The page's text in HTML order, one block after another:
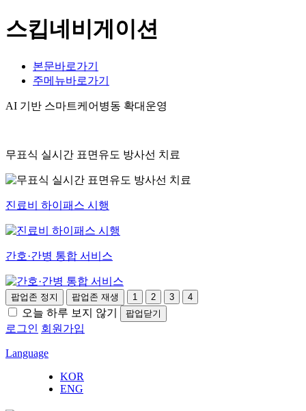
스킵네비게이션
본문바로가기
주메뉴바로가기
AI 기반 스마트케어병동 확대운영
무표식 실시간 표면유도 방사선 치료
진료비 하이패스 시행
간호·간병 통합 서비스
팝업존 정지 팝업존 재생 1 2 3 4
오늘 하루 보지 않기 팝업닫기
로그인 회원가입
Language
KOR
ENG